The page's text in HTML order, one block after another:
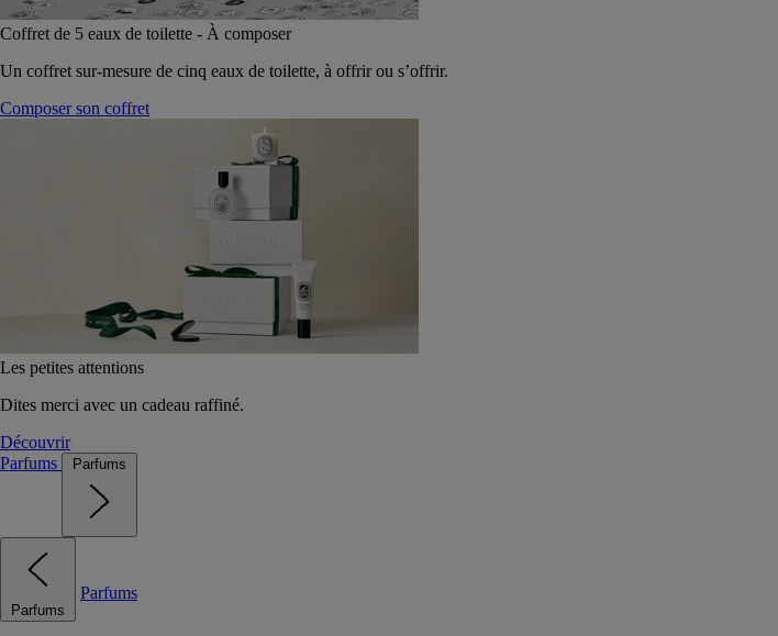
Coffret de 5 eaux de toilette - À composer
Un coffret sur-mesure de cinq eaux de toilette, à offrir ou s’offrir.
Composer son coffret
Les petites attentions
Dites merci avec un cadeau raffiné.
Découvrir
Parfums
Parfums
Parfums
Parfums